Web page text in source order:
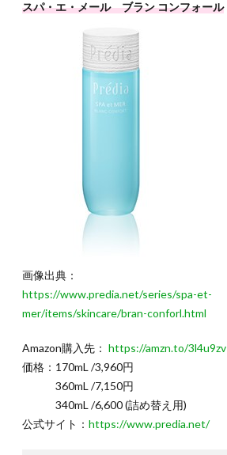
スパ・エ・メール ブラン コンフォール
画像出典：
https://www.predia.net/series/spa-et-
mer/items/skincare/bran-conforl.html
Amazon購入先： https://amzn.to/3l4u9zv
価格：170mL /3,960円
360mL /7,150円
340mL /6,600 (詰め替え用)
公式サイト： https://www.predia.net/